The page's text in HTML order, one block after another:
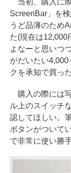
ScreenBar」を
うど品薄のため
た(現在は12,000
よなーと思いつ
がだいたい
クを承知で買っ
購入の際には
ル上のスイッチ
認してほしい。
ボタンがついて
で非常に使い勝